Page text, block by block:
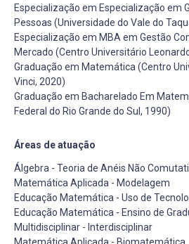
Especialização em Especialização em
Pessoas (Universidade do Vale do
Especialização em MBA em Gestão
Mercado (Centro Universitário
Graduação em Matemática (Centro
Vinci, 2020)
Graduação em Bacharelado Em
Federal do Rio Grande do Sul, 1990)
Áreas de atuação
Álgebra - Teoria de Anéis Não
Matemática Aplicada - Modelagem
Educação Matemática - Uso de
Educação Matemática - Ensino de
Multidisciplinar - Interdisciplinar